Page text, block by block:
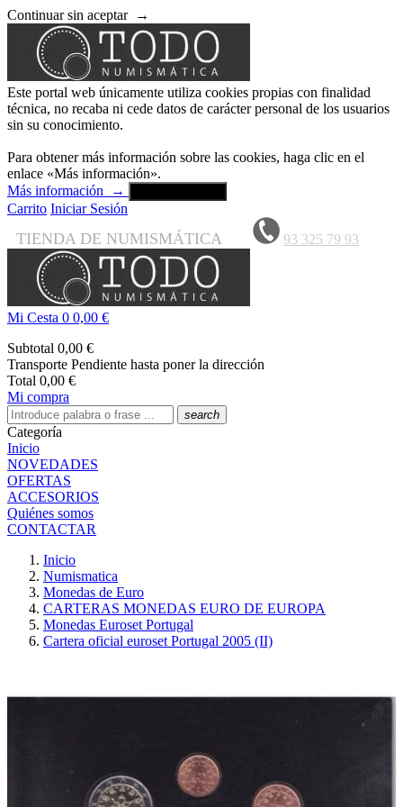
Continuar sin aceptar →
Este portal web únicamente utiliza cookies propias con finalidad
técnica, no recaba ni cede datos de carácter personal de los usuarios
sin su conocimiento.
Para obtener más información sobre las cookies, haga clic en el
enlace «Más información».
Más información
→
Carrito Iniciar Sesión
TIENDA DE NUMISMÁTICA 93 325 79 93
Mi Cesta 0 0,00 €
Subtotal 0,00 €
Transporte Pendiente hasta poner la dirección
Total 0,00 €
Mi compra
search
Categoría
Inicio
NOVEDADES
OFERTAS
ACCESORIOS
Quiénes somos
CONTACTAR
Inicio
Numismatica
Monedas de Euro
CARTERAS MONEDAS EURO DE EUROPA
Monedas Euroset Portugal
Cartera oficial euroset Portugal 2005 (II)